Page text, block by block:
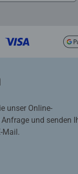
unser Online-
und senden
Mail.